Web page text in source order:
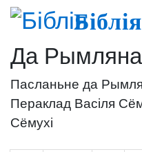
Біблія
Да
Пасланьне да
Пераклад Васіля
Сёмухі